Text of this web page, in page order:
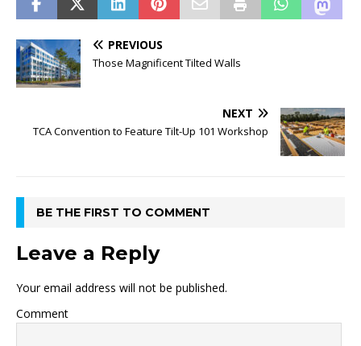
PREVIOUS
Those Magnificent Tilted Walls
NEXT
TCA Convention to Feature Tilt-Up 101 Workshop
BE THE FIRST TO COMMENT
Leave a Reply
Your email address will not be published.
Comment